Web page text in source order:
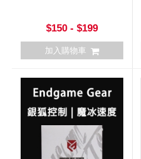
$150 - $199
加入購物車